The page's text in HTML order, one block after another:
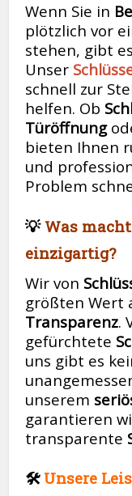
Wenn Sie in
plötzlich vor
stehen, gibt
Unser
schnell zur
helfen. Ob
Türöffnung
bieten Ihnen
und
Problem
💡 Was
einzigartig?
Wir von
größten Wert
Transparenz.
gefürchtete
uns gibt es
unserem
garantieren
transparente
🛠️ Unsere